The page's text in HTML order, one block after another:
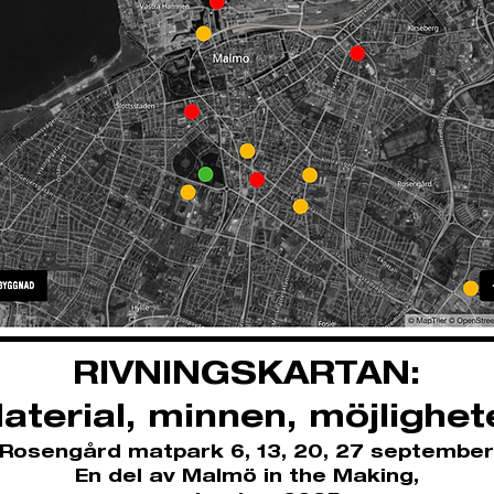
RIVNINGSKARTAN:
minnen,
Rosengård matpark 6, 13, 20, 27 september
En del av Malmö in the Making,